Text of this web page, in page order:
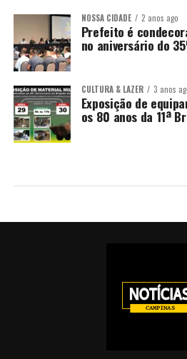
NOSSA CIDADE 2 anos ago
Prefeito é
no aniversário do
CULTURA & LAZER 3 anos
Exposição de
os 80 anos da 11ª